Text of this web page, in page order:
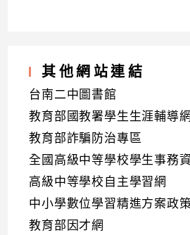
其他網站連結
台南二中圖書館
教育部國教署學生生涯輔導網
教育部詐騙防治專區
全國高級中等學校學生事務
高級中等學校自主學習網
中小學數位學習精進方案政
教育部因才網